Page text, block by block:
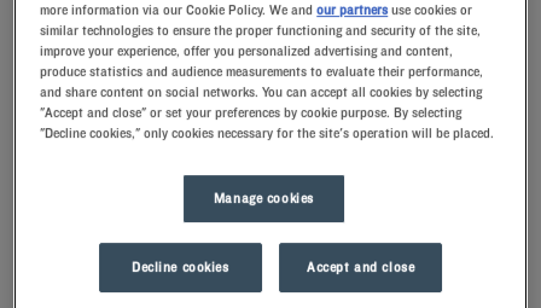
FINDEN SIE EIN HOTEL
Spezialcode hinzufügen
Lust auf ein entspanntes Wochenende in Lannion? Dann buchen Sie
more information via our Cookie Policy. We andour partners use cookies or
similar technologies to ensure the proper functioning and security of the site,
improve your experience, offer you personalized advertising and content,
produce statistics and audience measurements to evaluate their performance,
and share content on social networks. You can accept all cookies by selecting
"Accept and close" or set your preferences by cookie purpose. By selecting
"Decline cookies," only cookies necessary for the site's operation will be placed.
Manage cookies
Decline cookies Accept and close